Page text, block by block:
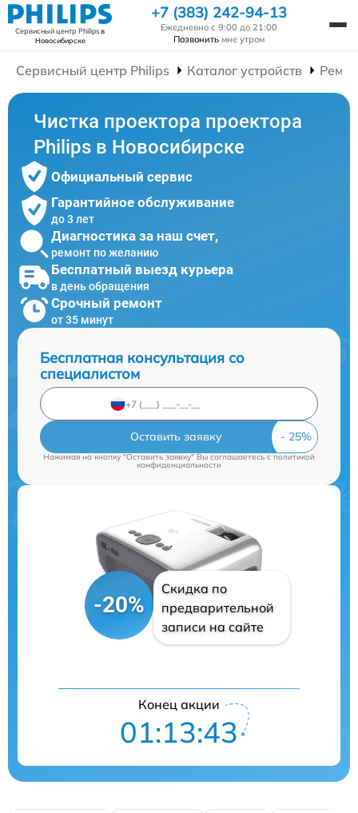
Сервисный центр Philipsв
Новосибирске
+7 (383) 242-94-13
Ежедневно с 9:00 до 21:00
Позвонить мне утром
Сервисный центр Philips Каталог устройств
Чистка проектора проектора
Philips в Новосибирске
Официальный сервис
Гарантийное обслуживание
до 3 лет
Диагностика за наш счет,
ремонт по желанию
Бесплатный выезд курьера
в день обращения
Срочный ремонт
от 35 минут
Бесплатная консультация со
специалистом
Оставить заявку
Нажимая на кнопку "Оставить заявку" Вы соглашаетесь c политикой
конфиденциальности
-20%
Скидка по
предварительной
записи на сайте
Конец акции
01:13:42